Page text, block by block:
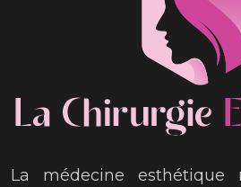
La médecine esthétique